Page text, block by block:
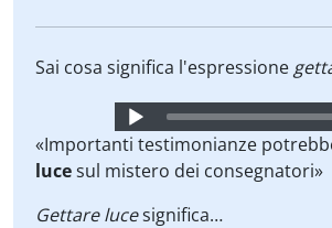
Sai cosa significa l'espressione
Audio
Player
«Importanti testimonianze
lucesul mistero dei consegnatori»
Gettare lucesignifica…